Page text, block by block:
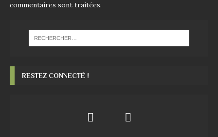
commentaires sont traitées.
RESTEZ CONNECTÉ !